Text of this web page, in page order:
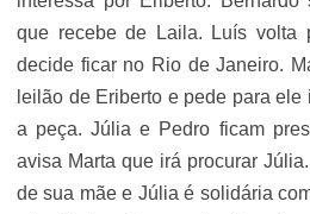
que recebe de Laila. Luís volta
decide ficar no Rio de Janeiro.
leilão de Eriberto e pede para
a peça. Júlia e Pedro ficam
avisa Marta que irá procurar
de sua mãe e Júlia é solidária